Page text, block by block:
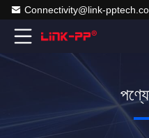
Connectivity@link-